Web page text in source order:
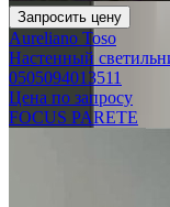
Запросить цену
Aureliano Toso
Настенный
0505094013511
Цена по запросу
FOCUS PARETE